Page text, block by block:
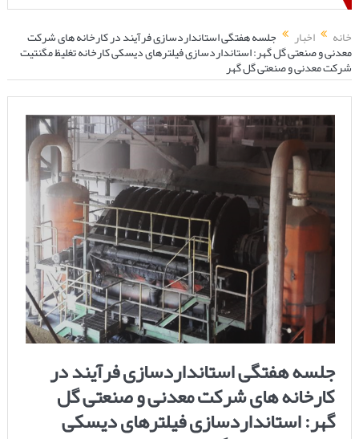
خانه اخبار جلسه هفتگی استانداردسازی فرآیند در کارخانه های شرکت
معدنی و صنعتی گل گهر: استانداردسازی فیلترهای دیسکی کارخانه تغلیظ مگنتیت
شرکت معدنی و صنعتی گل گهر
جلسه هفتگی استانداردسازی فرآیند در
کارخانه های شرکت معدنی و صنعتی گل
گهر: استانداردسازی فیلترهای دیسکی